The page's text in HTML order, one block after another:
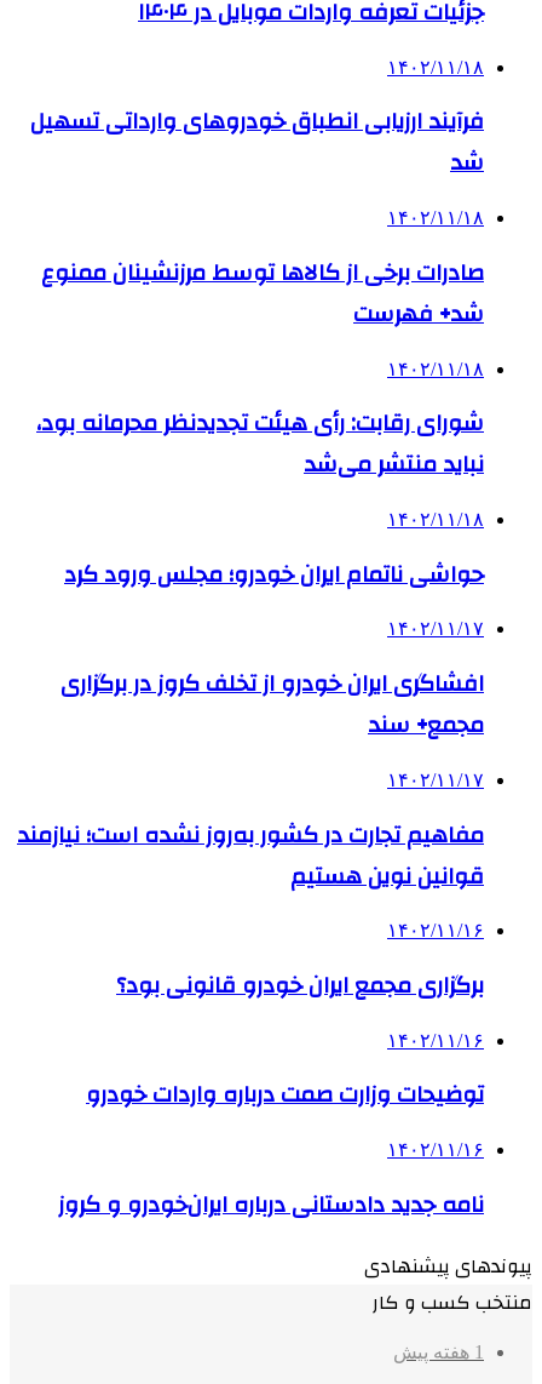
جزئیات تعرفه واردات موبایل در ۱۴۰۴
۱۴۰۲/۱۱/۱۸
فرآیند ارزیابی انطباق خودروهای وارداتی تسهیل
شد
۱۴۰۲/۱۱/۱۸
صادرات برخی از کالاها توسط مرزنشینان ممنوع
شد+ فهرست
۱۴۰۲/۱۱/۱۸
شورای رقابت: رأی هیئت تجدیدنظر محرمانه بود،
نباید منتشر می‌شد
۱۴۰۲/۱۱/۱۸
حواشی ناتمام ایران خودرو؛ مجلس ورود کرد
۱۴۰۲/۱۱/۱۷
افشاگری ایران خودرو از تخلف کروز در برگزاری
مجمع+ سند
۱۴۰۲/۱۱/۱۷
مفاهیم تجارت در کشور به‌روز نشده است؛ نیازمند
قوانین نوین هستیم
۱۴۰۲/۱۱/۱۶
برگزاری مجمع ایران خودرو قانونی بود؟
۱۴۰۲/۱۱/۱۶
توضیحات وزارت صمت درباره واردات خودرو
۱۴۰۲/۱۱/۱۶
نامه جدید دادستانی درباره ایران‌خودرو و کروز
پیوندهای پیشنهادی
منتخب کسب و کار
1 هفته پیش